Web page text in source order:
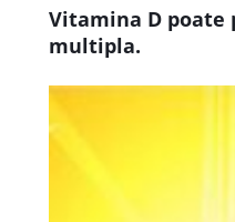
Vitamina D poate
multipla.